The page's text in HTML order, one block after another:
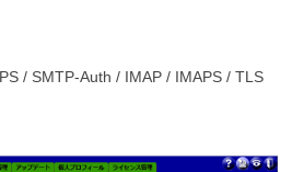
/ SMTP-Auth / IMAP / IMAPS / TLS